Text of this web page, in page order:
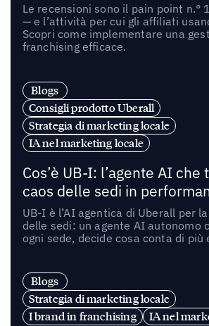
Le recensioni sono il pain point n.°
— e l’attività per cui gli affiliati
Scopri come implementare una
franchising efficace.
Blogs
Consigli prodotto Uberall
Strategia di marketing locale
IA nel marketing locale
Cos’è UB-I: l’agente AI
caos delle sedi in
UB-I è l’AI agentica di Uberall per
delle sedi: un agente AI autonomo
ogni sede, decide cosa conta di più
Blogs
Strategia di marketing locale
I brand in franchising
IA nel